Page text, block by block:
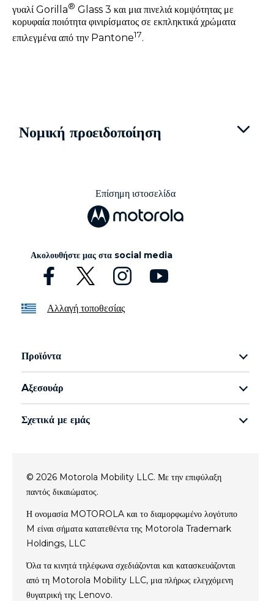
γυαλί Gorilla® Glass 3 και μια πινελιά κομψότητας με
κορυφαία ποιότητα φινιρίσματος σε εκπληκτικά χρώματα
επιλεγμένα από την Pantone17.
Νομική προειδοποίηση
Επίσημη ιστοσελίδα
Ακολουθήστε μας στα social media
Αλλαγή τοποθεσίας
Προϊόντα
Οικογένεια g
Aξεσουάρ
Σχετικά με εμάς
conditions of sale
Όροι χρήσης
Website Privacy
Innovation
Файли cookie
Απόρρητο προϊόντος
© 2026 Motorola Mobility LLC. Με την επιφύλαξη
παντός δικαιώματος.
Η ονομασία MOTOROLA και το διαμορφωμένο λογότυπο
M είναι σήματα κατατεθέντα της Motorola Trademark
Holdings, LLC
Όλα τα κινητά τηλέφωνα σχεδιάζονται και κατασκευάζονται
από τη Motorola Mobility LLC, μια πλήρως ελεγχόμενη
θυγατρική της Lenovo.